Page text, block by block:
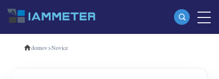
Izdelki
domov>Novice